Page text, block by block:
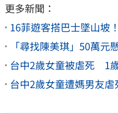
更多新聞：
16菲遊客搭巴士墜山坡
「尋找陳美琪」50萬元
台中2歲女童被虐死 1
台中2歲女童遭媽男友